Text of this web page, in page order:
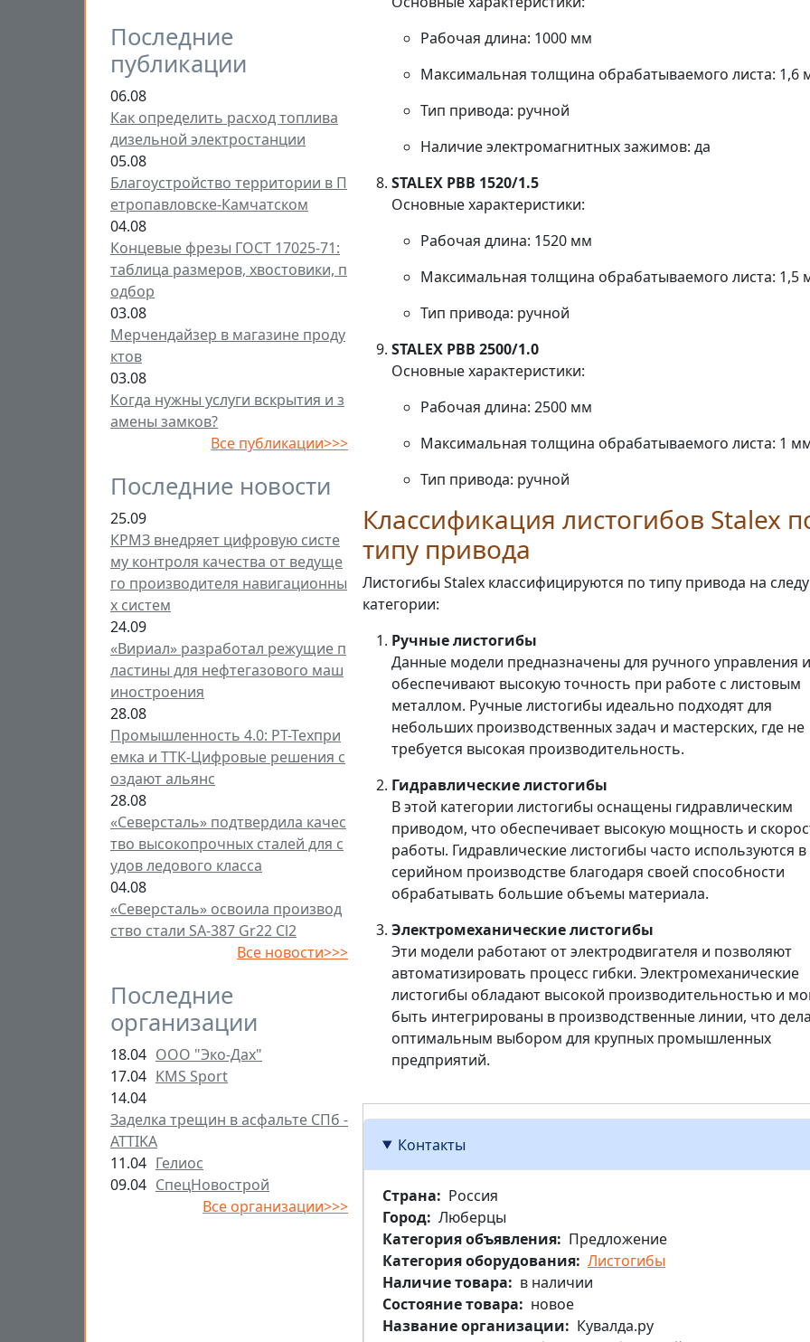
Последние
публикации
06.08
Как определить расход топлива
дизельной электростанции
05.08
Благоустройство территории в П
етропавловске-Камчатском
04.08
Концевые фрезы ГОСТ 17025-71:
таблица размеров, хвостовики, п
одбор
03.08
Мерчендайзер в магазине проду
ктов
03.08
Когда нужны услуги вскрытия и з
амены замков?
Все публикации>>>
Последние новости
25.09
КРМЗ внедряет цифровую систе
му контроля качества от ведуще
го производителя навигационны
х систем
24.09
«Вириал» разработал режущие п
ластины для нефтегазового маш
иностроения
28.08
Промышленность 4.0: РТ-Техпри
емка и ТТК-Цифровые решения с
оздают альянс
28.08
«Северсталь» подтвердила качес
тво высокопрочных сталей для с
удов ледового класса
04.08
«Северсталь» освоила производ
ство стали SA-387 Gr22 Cl2
Все новости>>>
Последние
организации
18.04 ООО "Эко-Дах"
17.04 KMS Sport
14.04
Заделка трещин в асфальте СПб -
ATTIKA
11.04 Гелиос
09.04 СпецНовострой
Все организации>>>
Рабочая длина: 1000 мм
Максимальная толщина обрабатываемого листа: 1,6
Тип привода: ручной
Наличие электромагнитных зажимов: да
STALEX PBB 1520/1.5
Основные характеристики:
Рабочая длина: 1520 мм
Максимальная толщина обрабатываемого листа: 1,5
Тип привода: ручной
STALEX PBB 2500/1.0
Основные характеристики:
Рабочая длина: 2500 мм
Максимальная толщина обрабатываемого листа: 1
Тип привода: ручной
Классификация листогибов Stalex
типу привода
Листогибы Stalex классифицируются по типу привода на
категории:
Ручные листогибы
Данные модели предназначены для ручного управления и
обеспечивают высокую точность при работе с листовым
металлом. Ручные листогибы идеально подходят для
небольших производственных задач и мастерских, где не
требуется высокая производительность.
Гидравлические листогибы
В этой категории листогибы оснащены гидравлическим
приводом, что обеспечивает высокую мощность и
работы. Гидравлические листогибы часто используются в
серийном производстве благодаря своей способности
обрабатывать большие объемы материала.
Электромеханические листогибы
Эти модели работают от электродвигателя и позволяют
автоматизировать процесс гибки. Электромеханические
листогибы обладают высокой производительностью и
быть интегрированы в производственные линии, что
оптимальным выбором для крупных промышленных
предприятий.
Контакты
Страна
Россия
Город Люберцы
Категория объявления
Предложение
Категория оборудования Листогибы
Наличие товара
в наличии
Состояние товара
новое
Название организации
Кувалда.ру